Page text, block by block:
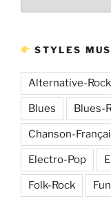
STYLES
Alternative-Rock
Blues Blues-
Chanson-
Electro-Pop
Folk-Rock